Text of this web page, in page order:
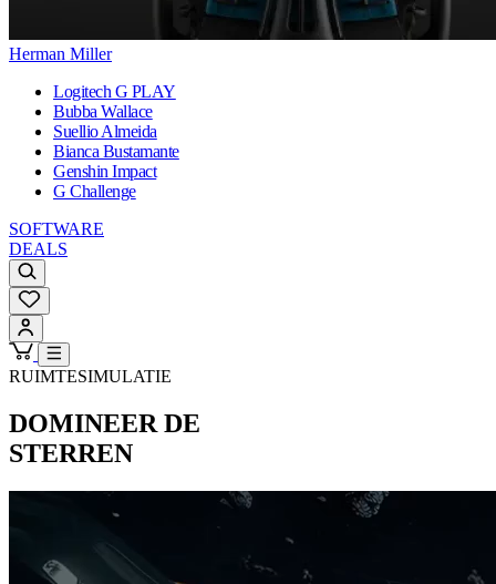
Herman Miller
Logitech G PLAY
Bubba Wallace
Suellio Almeida
Bianca Bustamante
Genshin Impact
G Challenge
SOFTWARE
DEALS
RUIMTESIMULATIE
DOMINEER DE
STERREN